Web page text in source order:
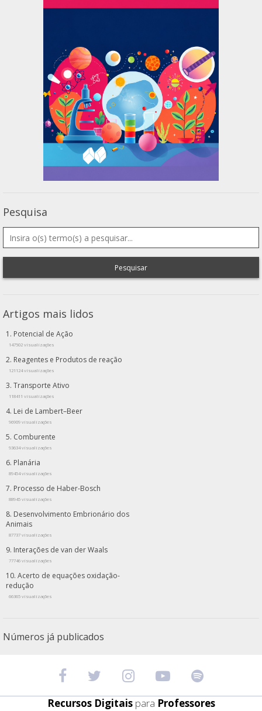
Pesquisa
Pesquisar
Artigos mais lidos
Potencial de Ação
147502 visualizações
Reagentes e Produtos de reação
121124 visualizações
Transporte Ativo
118411 visualizações
Lei de Lambert–Beer
96909 visualizações
Comburente
93634 visualizações
Planária
89454 visualizações
Processo de Haber-Bosch
88945 visualizações
Desenvolvimento Embrionário dos
Animais
87737 visualizações
Interações de van der Waals
77746 visualizações
Acerto de equações oxidação-
redução
66365 visualizações
Números já publicados
Recursos Digitais para Professores